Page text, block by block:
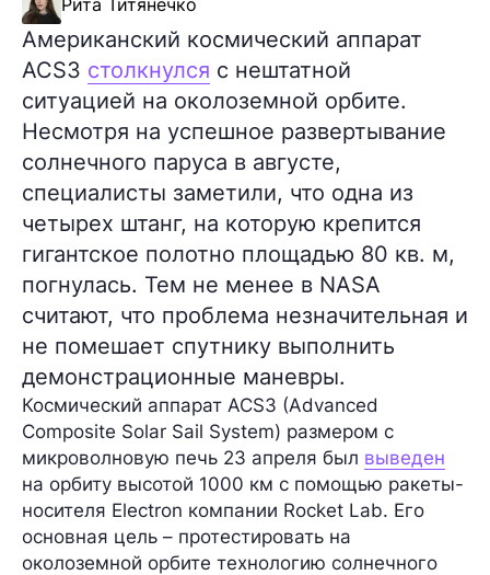
Американский космический аппарат
ACS3 столкнулся с нештатной
ситуацией на околоземной орбите.
Несмотря на успешное развертывание
солнечного паруса в августе,
специалисты заметили, что одна из
четырех штанг, на которую крепится
гигантское полотно площадью 80 кв. м,
погнулась. Тем не менее в NASA
считают, что проблема незначительная и
не помешает спутнику выполнить
демонстрационные маневры.
Космический аппарат ACS3 (Advanced
Composite Solar Sail System) размером с
микроволновую печь 23 апреля был выведен
на орбиту высотой 1000 км с помощью ракеты-
носителя Electron компании Rocket Lab. Его
основная цель – протестировать на
околоземной орбите технологию солнечного